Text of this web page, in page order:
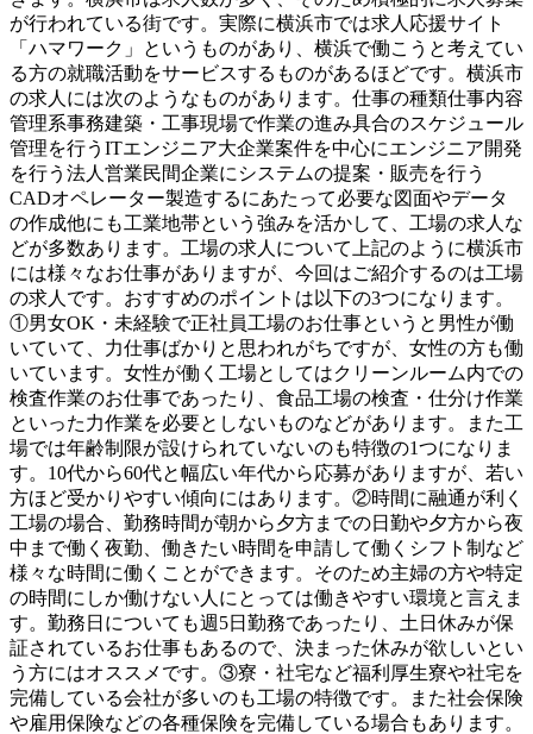
が行われている街です。実際に横浜市では求人応援サイト
「ハマワーク」というものがあり、横浜で働こうと考えてい
る方の就職活動をサービスするものがあるほどです。横浜市
の求人には次のようなものがあります。仕事の種類仕事内容
管理系事務建築・工事現場で作業の進み具合のスケジュール
管理を行うITエンジニア大企業案件を中心にエンジニア開発
を行う法人営業民間企業にシステムの提案・販売を行う
CADオペレーター製造するにあたって必要な図面やデータ
の作成他にも工業地帯という強みを活かして、工場の求人な
どが多数あります。工場の求人について上記のように横浜市
には様々なお仕事がありますが、今回はご紹介するのは工場
の求人です。おすすめのポイントは以下の3つになります。
①男女OK・未経験で正社員工場のお仕事というと男性が働
いていて、力仕事ばかりと思われがちですが、女性の方も働
いています。女性が働く工場としてはクリーンルーム内での
検査作業のお仕事であったり、食品工場の検査・仕分け作業
といった力作業を必要としないものなどがあります。また工
場では年齢制限が設けられていないのも特徴の1つになりま
す。10代から60代と幅広い年代から応募がありますが、若い
方ほど受かりやすい傾向にはあります。②時間に融通が利く
工場の場合、勤務時間が朝から夕方までの日勤や夕方から夜
中まで働く夜勤、働きたい時間を申請して働くシフト制など
様々な時間に働くことができます。そのため主婦の方や特定
の時間にしか働けない人にとっては働きやすい環境と言えま
す。勤務日についても週5日勤務であったり、土日休みが保
証されているお仕事もあるので、決まった休みが欲しいとい
う方にはオススメです。③寮・社宅など福利厚生寮や社宅を
完備している会社が多いのも工場の特徴です。また社会保険
や雇用保険などの各種保険を完備している場合もあります。